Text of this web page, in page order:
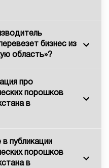
бизнес из
область»?
про
порошков
в
публикации
порошков
в